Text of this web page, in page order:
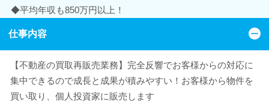
◆平均年収も850万円以上！
仕事内容
【不動産の買取再販売業務】完全反響でお客様からの対応に
集中できるので成長と成果が積みやすい！お客様から物件を
買い取り、個人投資家に販売します